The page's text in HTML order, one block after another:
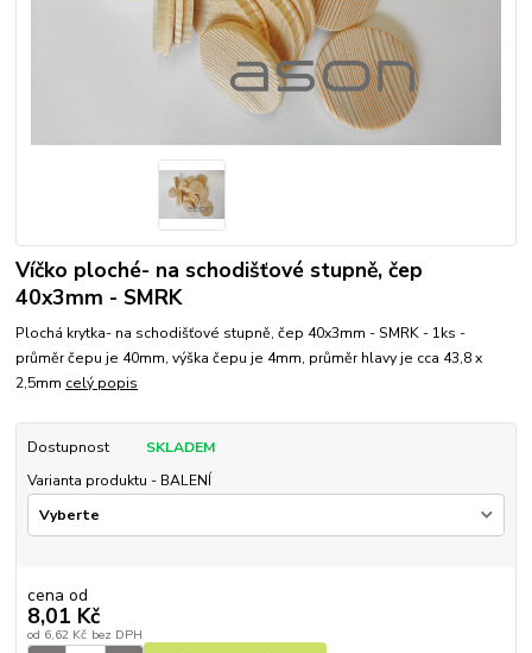
Víčko ploché- na schodišťové stupně, čep
40x3mm - SMRK
Plochá krytka- na schodišťové stupně, čep 40x3mm - SMRK - 1ks -
průměr čepu je 40mm, výška čepu je 4mm, průměr hlavy je cca 43,8 x
2,5mm celý popis
Dostupnost
SKLADEM
Varianta produktu - BALENÍ
cena od
8,01 Kč
od 6,62 Kč bez DPH